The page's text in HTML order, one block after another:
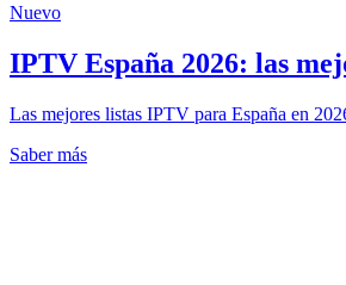
Nuevo
IPTV España 2026: las
Las mejores listas IPTV para España en
Saber más